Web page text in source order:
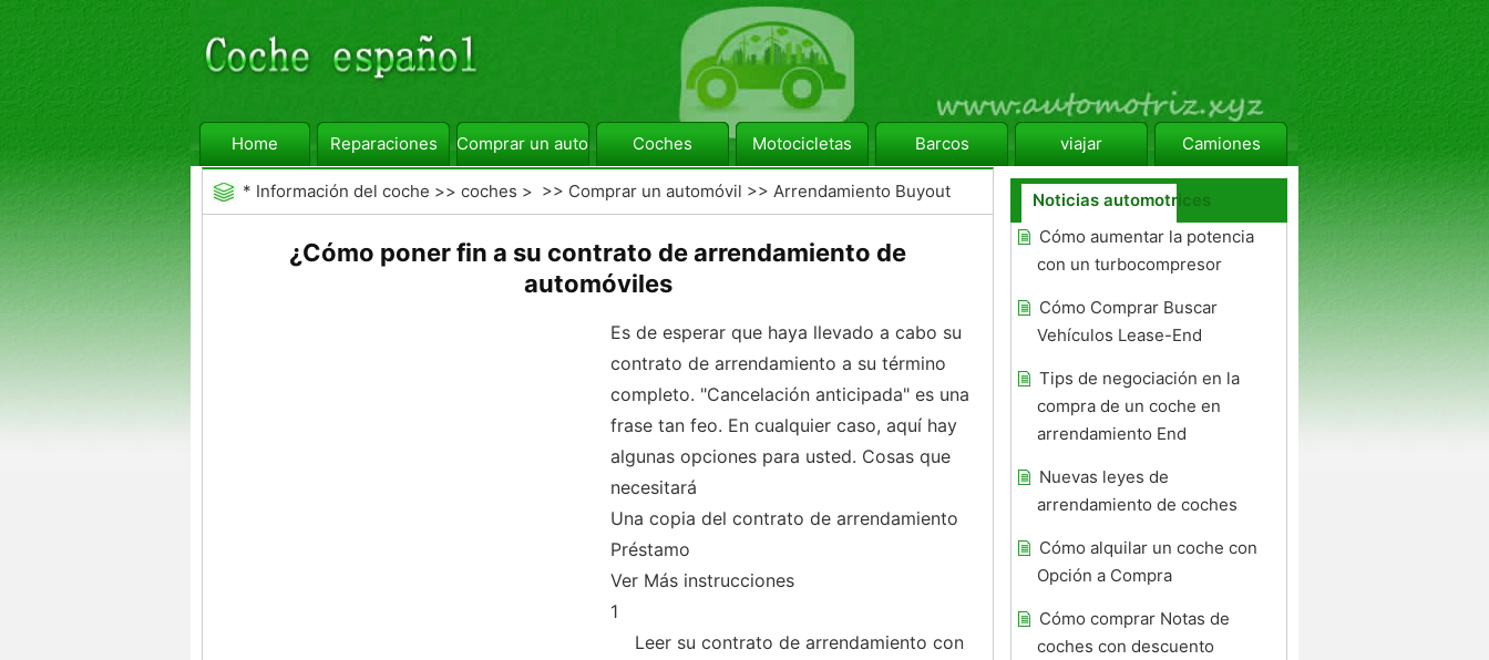
Home Reparaciones Comprar un automóvil Coches Motocicletas Barcos viajar Camiones
* Información del coche >> coches > >> Comprar un automóvil >> Arrendamiento Buyout
¿Cómo poner fin a su contrato de arrendamiento de
automóviles
Es de esperar que haya llevado a cabo su
contrato de arrendamiento a su término
completo. "Cancelación anticipada" es una
frase tan feo. En cualquier caso, aquí hay
algunas opciones para usted. Cosas que
necesitará
Una copia del contrato de arrendamiento
Préstamo
Ver Más instrucciones
1
Leer su contrato de arrendamiento con
Noticias automotrices
Cómo aumentar la potencia
con un turbocompresor
Cómo Comprar Buscar
Vehículos Lease-End
Tips de negociación en la
compra de un coche en
arrendamiento End
Nuevas leyes de
arrendamiento de coches
Cómo alquilar un coche con
Opción a Compra
Cómo comprar Notas de
coches con descuento